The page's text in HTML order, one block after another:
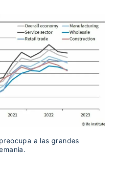
a las grandes